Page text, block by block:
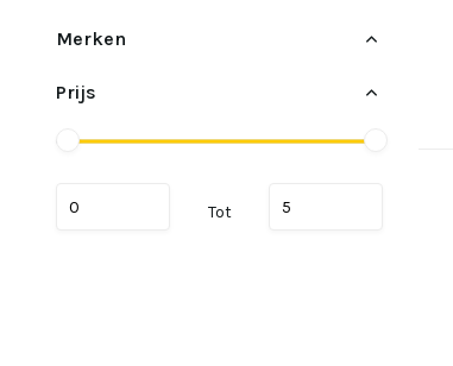
Merken
Prijs
Tot